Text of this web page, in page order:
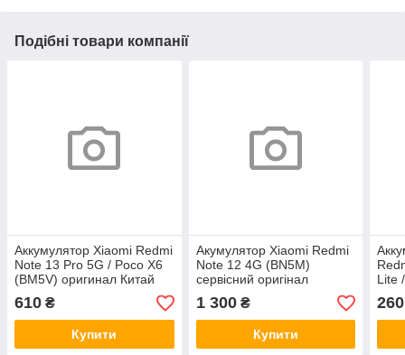
Подібні товари компанії
Аккумулятор Xiaomi Redmi
Note 13 Pro 5G / Poco X6
(BM5V) оригинал Китай
610 ₴
Купити
Акумулятор Xiaomi Redmi
Note 12 4G (BN5M)
сервісний оригінал
1 300₴
Купити
Lite
260